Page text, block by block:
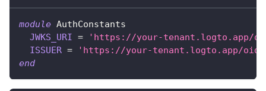
module AuthConstants
JWKS_URI =
'https://your-tenant.logto.app/
ISSUER =
'https://your-tenant.logto.app/
end